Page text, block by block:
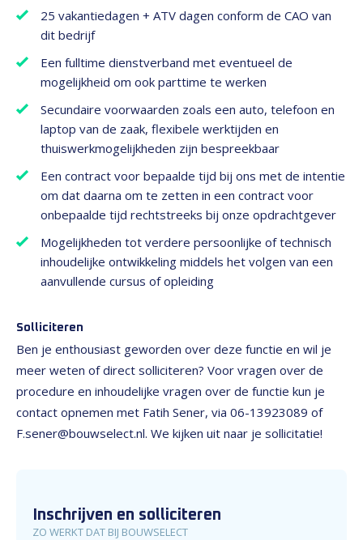
25 vakantiedagen + ATV dagen conform de CAO van
dit bedrijf
Een fulltime dienstverband met eventueel de
mogelijkheid om ook parttime te werken
Secundaire voorwaarden zoals een auto, telefoon en
laptop van de zaak, flexibele werktijden en
thuiswerkmogelijkheden zijn bespreekbaar
Een contract voor bepaalde tijd bij ons met de intentie
om dat daarna om te zetten in een contract voor
onbepaalde tijd rechtstreeks bij onze opdrachtgever
Mogelijkheden tot verdere persoonlijke of technisch
inhoudelijke ontwikkeling middels het volgen van een
aanvullende cursus of opleiding
Solliciteren
Ben je enthousiast geworden over deze functie en wil je
meer weten of direct solliciteren? Voor vragen over de
procedure en inhoudelijke vragen over de functie kun je
contact opnemen met Fatih Sener, via 06-13923089 of
F.sener@bouwselect.nl. We kijken uit naar je sollicitatie!
Inschrijven en solliciteren
ZO WERKT DAT BIJ BOUWSELECT